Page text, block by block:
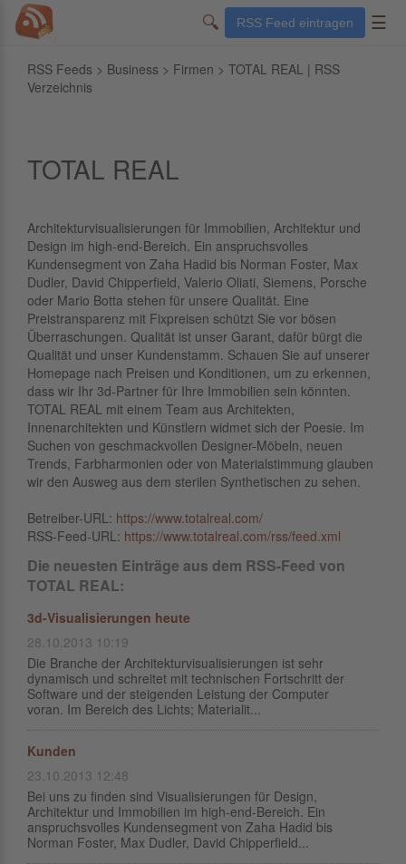
🔍 RSS Feed eintragen ☰
RSS Feeds > Business > Firmen > TOTAL REAL | RSS
Verzeichnis
TOTAL REAL
Architekturvisualisierungen für Immobilien, Architektur und
Design im high-end-Bereich. Ein anspruchsvolles
Kundensegment von Zaha Hadid bis Norman Foster, Max
Dudler, David Chipperfield, Valerio Oliati, Siemens, Porsche
oder Mario Botta stehen für unsere Qualität. Eine
Preistransparenz mit Fixpreisen schützt Sie vor bösen
Überraschungen. Qualität ist unser Garant, dafür bürgt die
Qualität und unser Kundenstamm. Schauen Sie auf unserer
Homepage nach Preisen und Konditionen, um zu erkennen,
dass wir Ihr 3d-Partner für Ihre Immobilien sein könnten.
TOTAL REAL mit einem Team aus Architekten,
Innenarchitekten und Künstlern widmet sich der Poesie. Im
Suchen von geschmackvollen Designer-Möbeln, neuen
Trends, Farbharmonien oder von Materialstimmung glauben
wir den Ausweg aus dem sterilen Synthetischen zu sehen.
Betreiber-URL: https://www.totalreal.com/
RSS-Feed-URL: https://www.totalreal.com/rss/feed.xml
Die neuesten Einträge aus dem RSS-Feed von
TOTAL REAL:
3d-Visualisierungen heute
28.10.2013 10:19
Die Branche der Architekturvisualisierungen ist sehr
dynamisch und schreitet mit technischen Fortschritt der
Software und der steigenden Leistung der Computer
voran. Im Bereich des Lichts; Materialit...
Kunden
23.10.2013 12:48
Bei uns zu finden sind Visualisierungen für Design,
Architektur und Immobilien im high-end-Bereich. Ein
anspruchsvolles Kundensegment von Zaha Hadid bis
Norman Foster, Max Dudler, David Chipperfield...